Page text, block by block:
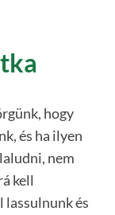
hogy
és ha ilyen
nem
kell
lassulnunk és